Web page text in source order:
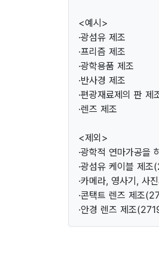
<예시>
·광섬유 제조
·프리즘 제조
·광학용품 제조
·반사경 제조
·편광재료제의 판 제
·렌즈 제조
<제외>
·광학적 연마가공을
·광섬유 케이블 제
·카메라, 영사기, 사
·콘택트 렌즈 제조
·안경 렌즈 제조